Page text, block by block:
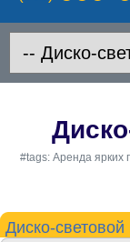
#tags: Аренда ярких
Диско-